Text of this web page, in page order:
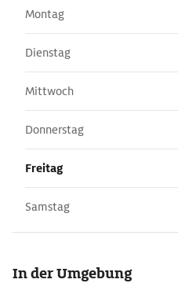
Montag
Dienstag
Mittwoch
Donnerstag
Freitag
Samstag
In der Umgebung